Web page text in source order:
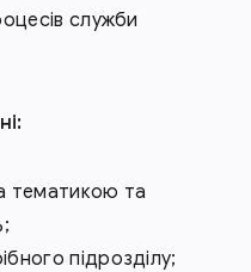
служби
тематикою та
підрозділу;